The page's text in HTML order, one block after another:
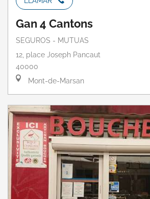
Gan 4 Cantons
SEGUROS - MUTUAS
12, place Joseph Pancaut
40000
Mont-de-Marsan